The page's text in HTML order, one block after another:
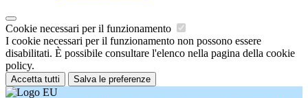
Cookie necessari per il funzionamento
I cookie necessari per il funzionamento non possono essere
disabilitati. È possibile consultare l'elenco nella pagina della cookie
policy.
Accetta tutti Salva le preferenze